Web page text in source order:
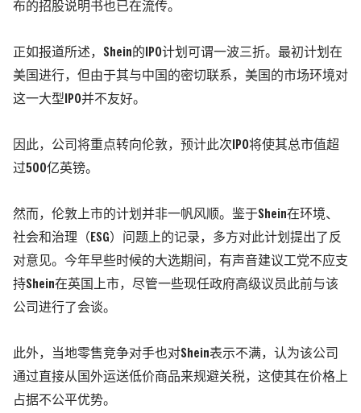
布的招股说明书也已在流传。
正如报道所述，Shein的IPO计划可谓一波三折。最初计划在
美国进行，但由于其与中国的密切联系，美国的市场环境对
这一大型IPO并不友好。
因此，公司将重点转向伦敦，预计此次IPO将使其总市值超
过500亿英镑。
然而，伦敦上市的计划并非一帆风顺。鉴于Shein在环境、
社会和治理（ESG）问题上的记录，多方对此计划提出了反
对意见。今年早些时候的大选期间，有声音建议工党不应支
持Shein在英国上市，尽管一些现任政府高级议员此前与该
公司进行了会谈。
此外，当地零售竞争对手也对Shein表示不满，认为该公司
通过直接从国外运送低价商品来规避关税，这使其在价格上
占据不公平优势。